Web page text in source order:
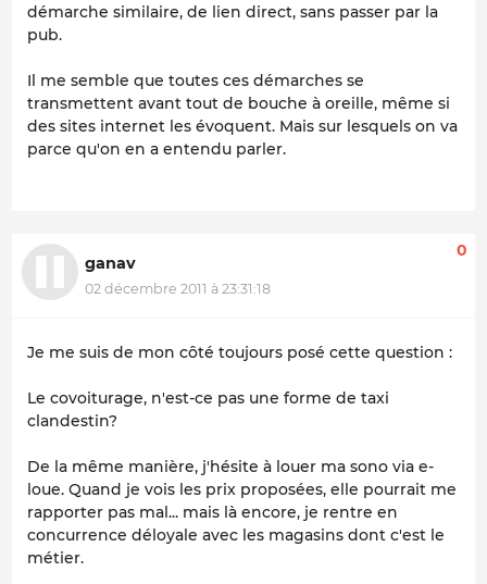
démarche similaire, de lien direct, sans passer par la
pub.
Il me semble que toutes ces démarches se
transmettent avant tout de bouche à oreille, même si
des sites internet les évoquent. Mais sur lesquels on va
parce qu'on en a entendu parler.
ganav
02 décembre 2011 à 23:31:18
0
Je me suis de mon côté toujours posé cette question :
Le covoiturage, n'est-ce pas une forme de taxi
clandestin?
De la même manière, j'hésite à louer ma sono via e-
loue. Quand je vois les prix proposées, elle pourrait me
rapporter pas mal... mais là encore, je rentre en
concurrence déloyale avec les magasins dont c'est le
métier.